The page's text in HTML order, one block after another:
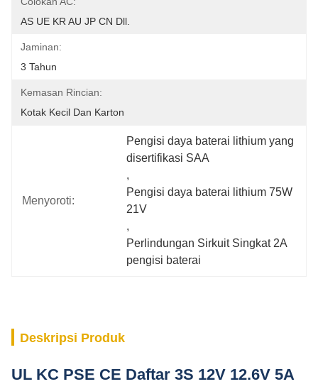
AS UE KR AU JP CN Dll.
Jaminan:
3 Tahun
Kemasan Rincian:
Kotak Kecil Dan Karton
Menyoroti:
Pengisi daya baterai lithium yang
disertifikasi SAA
,
Pengisi daya baterai lithium 75W
21V
,
Perlindungan Sirkuit Singkat 2A
pengisi baterai
Deskripsi Produk
UL KC PSE CE Daftar 3S 12V 12.6V 5A